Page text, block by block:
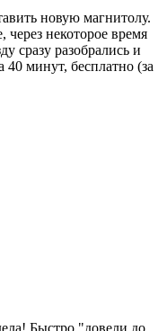
новую магнитолу.
некоторое время
сразу разобрались и
минут, бесплатно (за
Быстро "довели до